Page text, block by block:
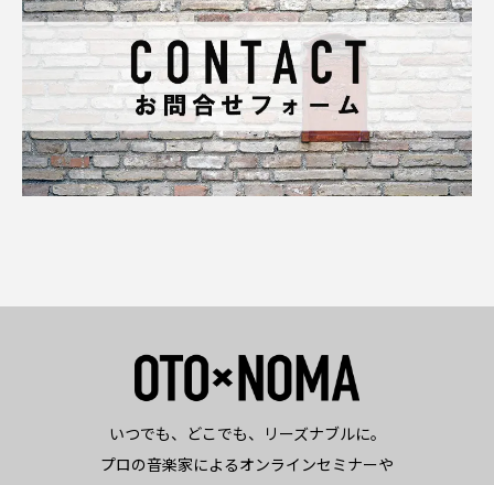
いつでも、どこでも、リーズナブルに。
プロの音楽家によるオンラインセミナーや